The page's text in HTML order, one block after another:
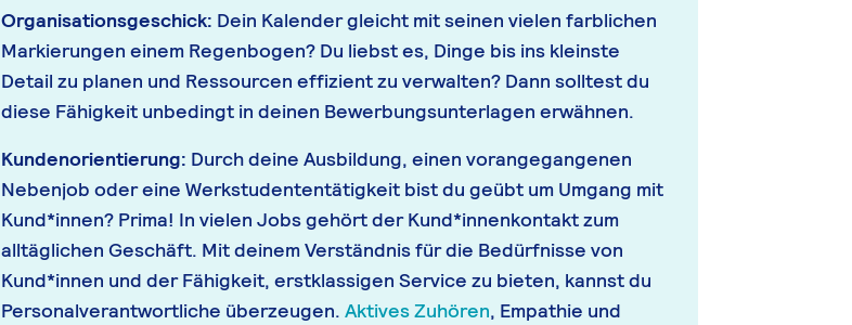
Organisationsgeschick: Dein Kalender gleicht mit seinen vielen farblichen
Markierungen einem Regenbogen? Du liebst es, Dinge bis ins kleinste
Detail zu planen und Ressourcen effizient zu verwalten? Dann solltest du
diese Fähigkeit unbedingt in deinen Bewerbungsunterlagen erwähnen.
Kundenorientierung: Durch deine Ausbildung, einen vorangegangenen
Nebenjob oder eine Werkstudententätigkeit bist du geübt um Umgang mit
Kund*innen? Prima! In vielen Jobs gehört der Kund*innenkontakt zum
alltäglichen Geschäft. Mit deinem Verständnis für die Bedürfnisse von
Kund*innen und der Fähigkeit, erstklassigen Service zu bieten, kannst du
Personalverantwortliche überzeugen. Aktives Zuhören, Empathie und